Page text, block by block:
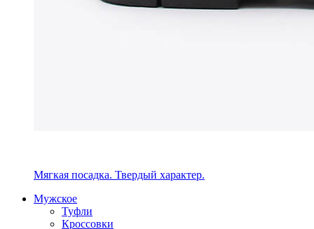
Мягкая посадка. Твердый характер.
Мужское
Туфли
Кроссовки